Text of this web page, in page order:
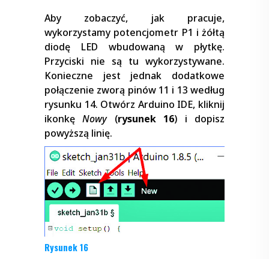
Aby zobaczyć, jak pracuje,
wykorzystamy potencjometr P1 i żółtą
diodę LED wbudowaną w płytkę.
Przyciski nie są tu wykorzystywane.
Konieczne jest jednak dodatkowe
połączenie zworą pinów 11 i 13 według
rysunku 14. Otwórz Arduino IDE, kliknij
ikonkęNowy(rysunek 16) i dopisz
powyższą linię.
Rysunek 16